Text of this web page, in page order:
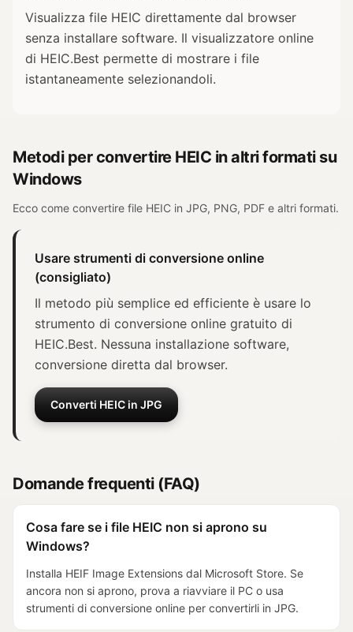
Visualizza file HEIC direttamente dal browser
senza installare software. Il visualizzatore online
di HEIC.Best permette di mostrare i file
istantaneamente selezionandoli.
Metodi per convertire HEIC in altri formati su
Windows
Ecco come convertire file HEIC in JPG, PNG, PDF e altri formati.
Usare strumenti di conversione online
(consigliato)
Il metodo più semplice ed efficiente è usare lo
strumento di conversione online gratuito di
HEIC.Best. Nessuna installazione software,
conversione diretta dal browser.
Converti HEIC in JPG
Domande frequenti (FAQ)
Cosa fare se i file HEIC non si aprono su
Windows?
Installa HEIF Image Extensions dal Microsoft Store. Se
ancora non si aprono, prova a riavviare il PC o usa
strumenti di conversione online per convertirli in JPG.